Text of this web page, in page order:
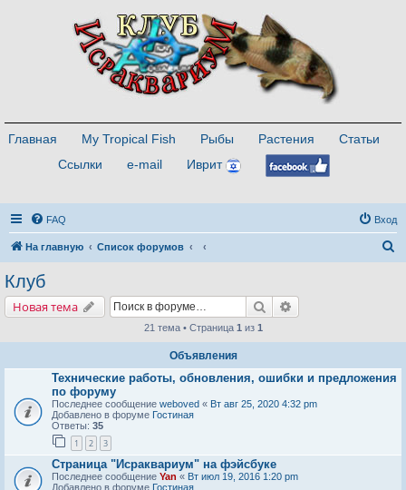
Главная My Tropical Fish Рыбы Растения
Статьи
Ссылки
e-mail Иврит
FAQ Вход
На главную Список форумов
Клуб
Новая тема Поиск
21 тема • Страница 1 из 1
Объявления
Технические работы, обновления, ошибки и предложения
по форуму
Последнее сообщение weboved « Вт авг 25, 2020 4:32 pm
Добавлено в форуме Гостиная
Ответы: 35
1 2 3
Страница "Исраквариум" на фэйсбуке
Последнее сообщение Yan « Вт июл 19, 2016 1:20 pm
Добавлено в форуме Гостиная